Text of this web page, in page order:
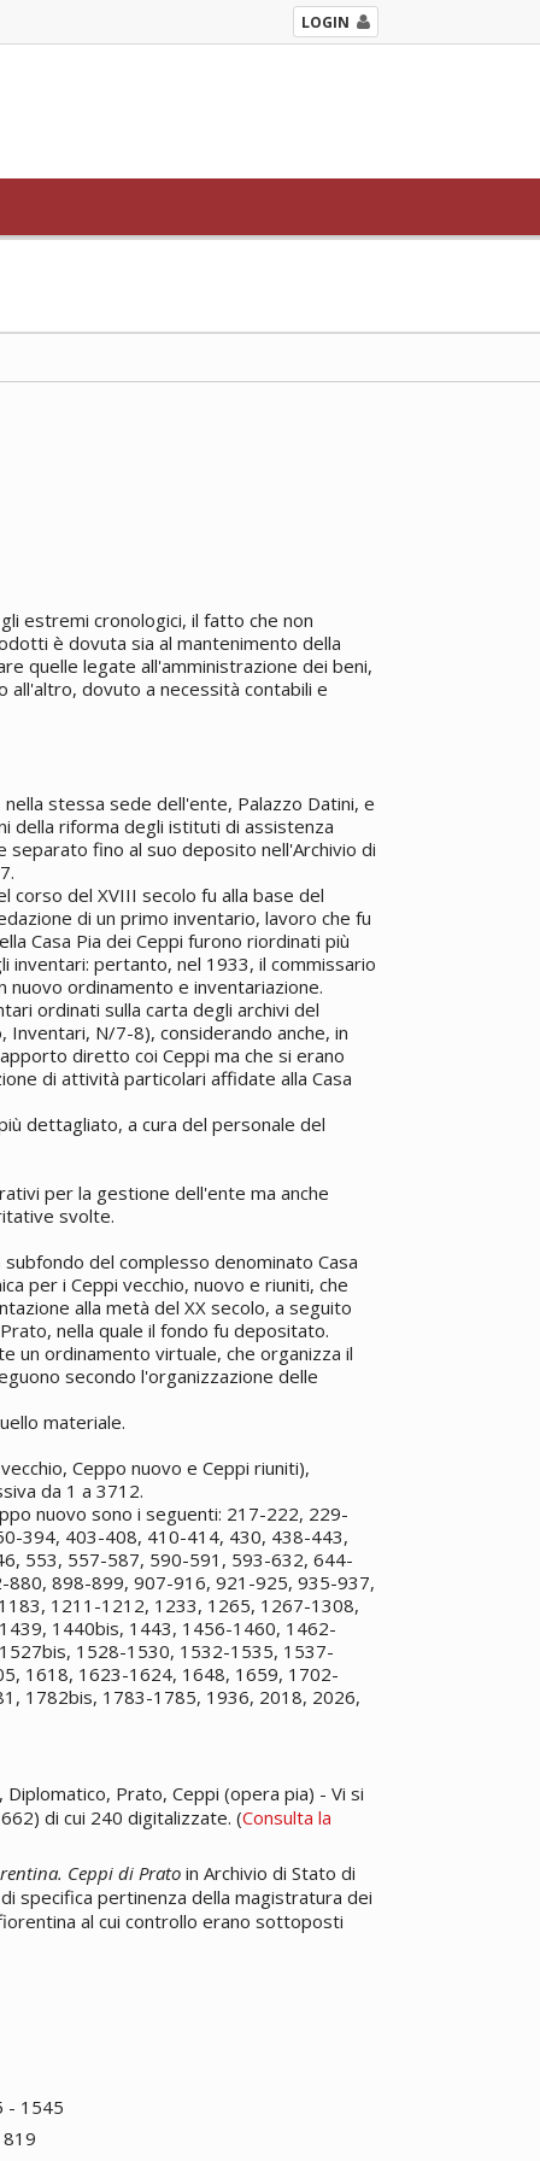
LOGIN
estremi cronologici, il fatto che non
è dovuta sia al mantenimento della
quelle legate all'amministrazione dei beni,
all'altro, dovuto a necessità contabili e
stessa sede dell'ente, Palazzo Datini, e
della riforma degli istituti di assistenza
separato fino al suo deposito nell'Archivio di
corso del XVIII secolo fu alla base del
di un primo inventario, lavoro che fu
Casa Pia dei Ceppi furono riordinati più
inventari: pertanto, nel 1933, il commissario
nuovo ordinamento e inventariazione.
ordinati sulla carta degli archivi del
Inventari, N/7-8), considerando anche, in
diretto coi Ceppi ma che si erano
di attività particolari affidate alla Casa
dettagliato, a cura del personale del
per la gestione dell'ente ma anche
svolte.
del complesso denominato Casa
per i Ceppi vecchio, nuovo e riuniti, che
alla metà del XX secolo, a seguito
nella quale il fondo fu depositato.
un ordinamento virtuale, che organizza il
secondo l'organizzazione delle
materiale.
Ceppo nuovo e Ceppi riuniti),
da 1 a 3712.
nuovo sono i seguenti: 217-222, 229-
394, 403-408, 410-414, 430, 438-443,
553, 557-587, 590-591, 593-632, 644-
898-899, 907-916, 921-925, 935-937,
1211-1212, 1233, 1265, 1267-1308,
1440bis, 1443, 1456-1460, 1462-
1528-1530, 1532-1535, 1537-
1618, 1623-1624, 1648, 1659, 1702-
1782bis, 1783-1785, 1936, 2018, 2026,
Prato, Ceppi (opera pia) - Vi si
di cui 240 digitalizzate. (Consulta la
Ceppi di Prato in Archivio di Stato di
specifica pertinenza della magistratura dei
al cui controllo erano sottoposti
- 1545